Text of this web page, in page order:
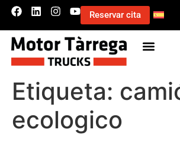
Reservar cita
Etiqueta:
ecologico